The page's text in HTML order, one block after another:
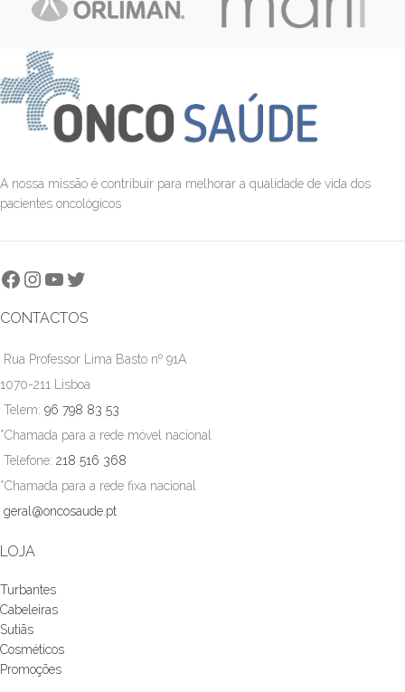
A nossa missão é contribuir para melhorar a qualidade de vida dos
pacientes oncológicos
CONTACTOS
Rua Professor Lima Basto nº 91A
1070-211 Lisboa
Telem: 96 798 83 53
*Chamada para a rede móvel nacional
Telefone: 218 516 368
*Chamada para a rede fixa nacional
geral@oncosaude.pt
LOJA
Turbantes
Cabeleiras
Sutiãs
Cosméticos
Promoções